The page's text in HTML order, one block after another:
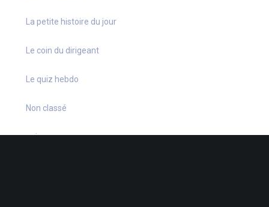
La petite histoire du jour
Le coin du dirigeant
Le quiz hebdo
Non classé
quizz